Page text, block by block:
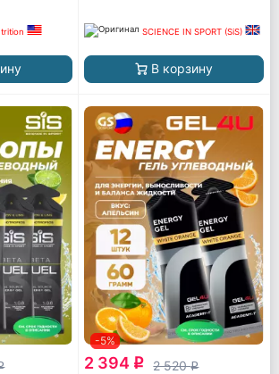
SCIENCE IN SPORT (SiS)
В корзину
-5%
2 394 q 2 520q